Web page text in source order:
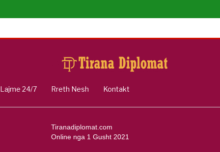
Lajme 24/7 Rreth Nesh Kontakt
Tiranadiplomat.com
Online nga 1 Gusht 2021